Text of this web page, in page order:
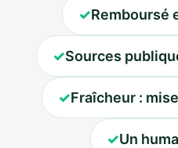
✓Remboursé
✓Sources
✓Fraîcheur :
✓Un